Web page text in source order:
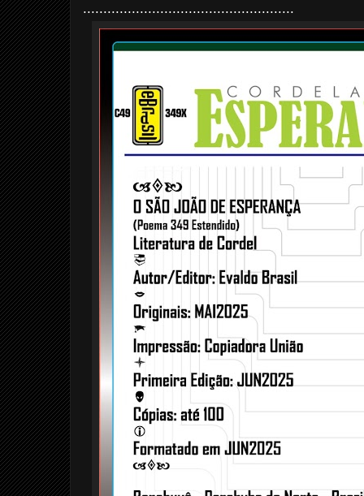
....................................................